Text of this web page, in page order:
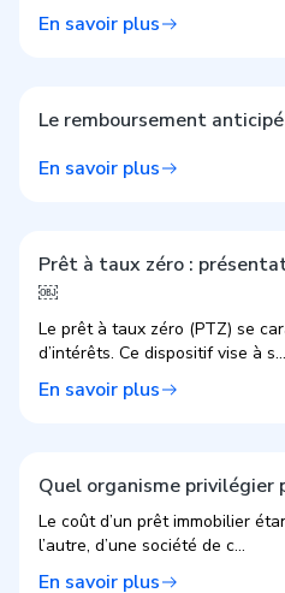
En savoir plus
Le remboursement anticipé
En savoir plus
Prêt à taux zéro :
￼
Le prêt à taux zéro (PTZ) se
d’intérêts. Ce dispositif vise à s...
En savoir plus
Quel organisme privilégier
Le coût d’un prêt immobilier
l’autre, d’une société de c...
En savoir plus